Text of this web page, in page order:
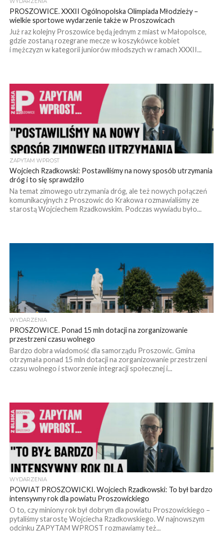
PROSZOWICE. XXXII Ogólnopolska Olimpiada Młodzieży –
wielkie sportowe wydarzenie także w Proszowicach
Już raz kolejny Proszowice będą jednym z miast w Małopolsce,
gdzie zostaną rozegrane mecze w koszykówce kobiet
i mężczyzn w kategorii juniorów młodszych w ramach XXXII...
ZAPYTAM WPROST
Wojciech Rzadkowski: Postawiliśmy na nowy sposób utrzymania
dróg i to się sprawdziło
Na temat zimowego utrzymania dróg, ale też nowych połączeń
komunikacyjnych z Proszowic do Krakowa rozmawialiśmy ze
starostą Wojciechem Rzadkowskim. Podczas wywiadu było...
WYDARZENIA
PROSZOWICE. Ponad 15 mln dotacji na zorganizowanie
przestrzeni czasu wolnego
Bardzo dobra wiadomość dla samorządu Proszowic. Gmina
otrzymała ponad 15 mln dotacji na zorganizowanie przestrzeni
czasu wolnego i stworzenie integracji społecznej i...
WYDARZENIA
POWIAT PROSZOWICKI. Wojciech Rzadkowski: To był bardzo
intensywny rok dla powiatu Proszowickiego
O to, czy miniony rok był dobrym dla powiatu Proszowickiego –
pytaliśmy starostę Wojciecha Rzadkowskiego. W najnowszym
odcinku ZAPYTAM WPROST rozmawiamy też...